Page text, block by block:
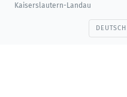
Kaiserslautern-Landau